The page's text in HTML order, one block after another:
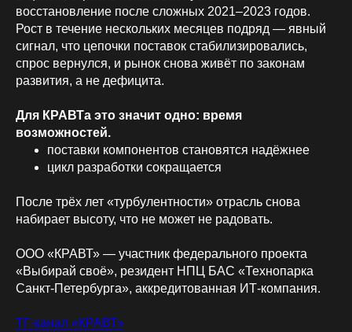
восстановление после сложных 2021–2023 годов.
Рост в течение нескольких месяцев подряд — явный
сигнал, что цепочки поставок стабилизировались,
спрос вернулся, и рынок снова живёт по законам
развития, а не дефицита.
Для КРАВТа это значит одно: время
возможностей.
поставки компонентов становятся надёжнее
цикл разработки сокращается
После трёх лет «турбулентности» отрасль снова
набирает высоту, что не может не радовать.
ООО «КРАВТ» — участник федерального проекта
«Выбирай своё», резидент НПЦ БАС «Технопарка
Санкт-Петербурга», аккредитованная ИТ-компания.
ТГ-канал «КРАВТ»